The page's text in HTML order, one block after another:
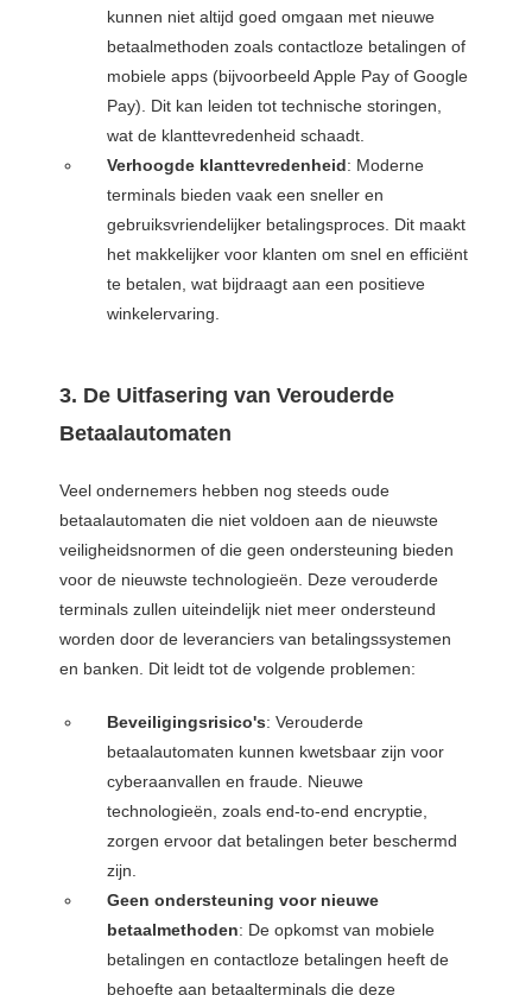
kunnen niet altijd goed omgaan met nieuwe
betaalmethoden zoals contactloze betalingen of
mobiele apps (bijvoorbeeld Apple Pay of Google
Pay). Dit kan leiden tot technische storingen,
wat de klanttevredenheid schaadt.
Verhoogde klanttevredenheid: Moderne
terminals bieden vaak een sneller en
gebruiksvriendelijker betalingsproces. Dit maakt
het makkelijker voor klanten om snel en efficiënt
te betalen, wat bijdraagt aan een positieve
winkelervaring.
3. De Uitfasering van Verouderde
Betaalautomaten
Veel ondernemers hebben nog steeds oude
betaalautomaten die niet voldoen aan de nieuwste
veiligheidsnormen of die geen ondersteuning bieden
voor de nieuwste technologieën. Deze verouderde
terminals zullen uiteindelijk niet meer ondersteund
worden door de leveranciers van betalingssystemen
en banken. Dit leidt tot de volgende problemen:
Beveiligingsrisico's: Verouderde
betaalautomaten kunnen kwetsbaar zijn voor
cyberaanvallen en fraude. Nieuwe
technologieën, zoals end-to-end encryptie,
zorgen ervoor dat betalingen beter beschermd
zijn.
Geen ondersteuning voor nieuwe
betaalmethoden: De opkomst van mobiele
betalingen en contactloze betalingen heeft de
behoefte aan betaalterminals die deze